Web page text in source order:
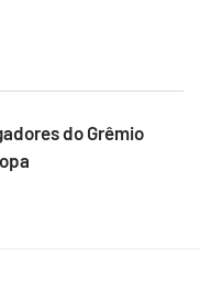
do Grêmio